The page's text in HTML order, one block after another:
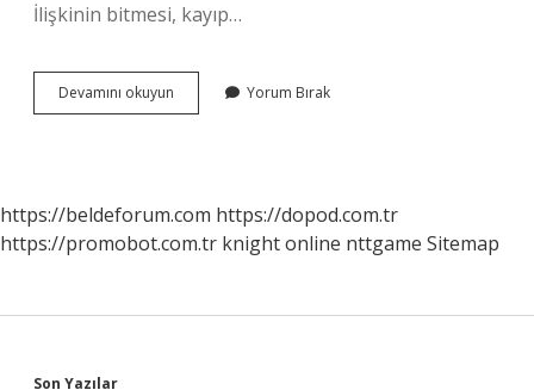
İlişkinin bitmesi, kayıp…
Devamını okuyun
Bittikten
Yorum Bırak
https://beldeforum.com https://dopod.com.tr
https://promobot.com.tr knight online nttgame Sitemap
Son Yazılar